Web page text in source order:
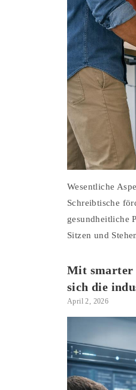
Wesentliche
Schreibtische
gesundheitliche
Sitzen und
Mit smarter
sich die
April 2, 2026